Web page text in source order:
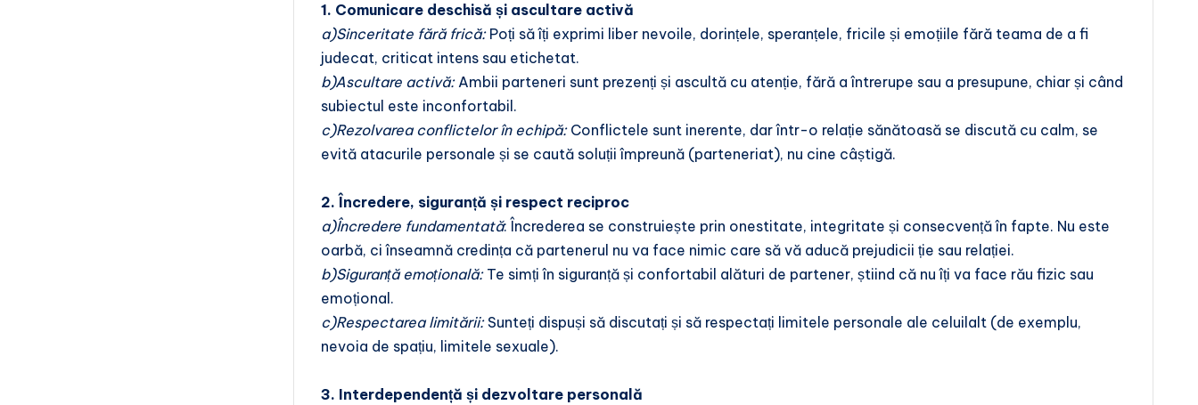
1. Comunicare deschisă și ascultare activă
a)Sinceritate fără frică:Poți să îți exprimi liber nevoile, dorințele, speranțele, fricile și emoțiile fără teama de a fi
judecat, criticat intens sau etichetat.
b)Ascultare activă:Ambii parteneri sunt prezenți și ascultă cu atenție, fără a întrerupe sau a presupune, chiar și când
subiectul este inconfortabil.
c)Rezolvarea conflictelor în echipă:Conflictele sunt inerente, dar într-o relație sănătoasă se discută cu calm, se
evită atacurile personale și se caută soluții împreună (parteneriat), nu cine câștigă.
2. Încredere, siguranță și respect reciproc
a)Încredere fundamentată: Încrederea se construiește prin onestitate, integritate și consecvență în fapte. Nu este
oarbă, ci înseamnă credința că partenerul nu va face nimic care să vă aducă prejudicii ție sau relației.
b)Siguranță emoțională:Te simți în siguranță și confortabil alături de partener, știind că nu îți va face rău fizic sau
emoțional.
c)Respectarea limitării:Sunteți dispuși să discutați și să respectați limitele personale ale celuilalt (de exemplu,
nevoia de spațiu, limitele sexuale).
3. Interdependență și dezvoltare personală